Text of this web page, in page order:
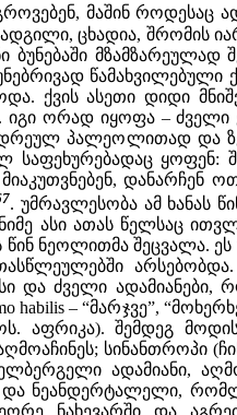
მაშინ როდესაც
ცხადია, შრომის
ბუნებაში
ქვის ასეთი დიდი
იგი ორად იყოფა –
პალეოლითად და
ყოფენ:
დანარჩენ
. უმრავლესობა ამ ხანას
ასი ათას წელსაც
ნეოლითმა შეცვალა.
და ძველი
habilis – “მარჯვე”,
აფრიკა). შემდეგ
სინანთროპი
ადამიანი,
ნეანდერტალელი,
ნახევარში და